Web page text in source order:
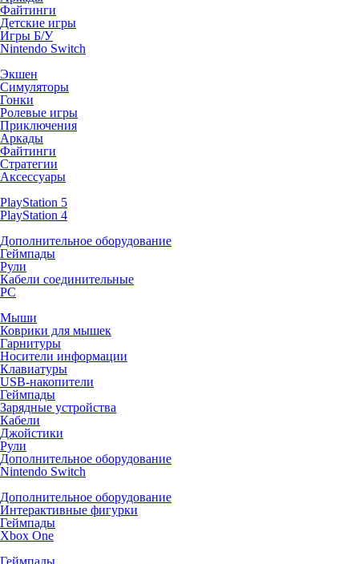
Файтинги
Детские игры
Игры Б/У
Nintendo Switch
Экшен
Симуляторы
Гонки
Ролевые игры
Приключения
Аркады
Файтинги
Стратегии
Аксессуары
PlayStation 5
PlayStation 4
Дополнительное оборудование
Геймпады
Рули
Кабели соединительные
PC
Мыши
Коврики для мышек
Гарнитуры
Носители информации
Клавиатуры
USB-накопители
Геймпады
Зарядные устройства
Кабели
Джойстики
Рули
Дополнительное оборудование
Nintendo Switch
Дополнительное оборудование
Интерактивные фигурки
Геймпады
Xbox One
Геймпады